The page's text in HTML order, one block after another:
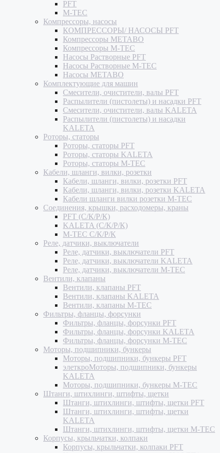
PFT
M-TEC
Компрессоры, насосы
КОМПРЕССОРЫ/ НАСОСЫ PFT
Компрессоры METABO
Компрессоры M-TEC
Насосы Растворные PFT
Насосы Растворные M-TEC
Насосы METABO
Комплектующие для машин
Смесители, очистители, валы PFT
Распылители (пистолеты) и насадки PFT
Смесители, очистители, валы KALETA
Распылители (пистолеты) и насадки
KALETA
Роторы, статоры
Роторы, статоры PFT
Роторы, статоры KALETA
Роторы, статоры M-TEC
Кабели, шланги, вилки, розетки
Кабели, шланги, вилки, розетки PFT
Кабели, шланги, вилки, розетки KALETA
Кабели шланги вилки розетки M-TEC
Соединения, крышки, расходомеры, краны
PFT (С/К/Р/К)
KALETA (С/К/Р/К)
M-TEC С/К/Р/К
Реле, датчики, выключатели
Реле, датчики, выключатели PFT
Реле, датчики, выключатели KALETA
Реле, датчики, выключатели M-TEC
Вентили, клапаны
Вентили, клапаны PFT
Вентили, клапаны KALETA
Вентили, клапаны M-TEC
Фильтры, фланцы, форсунки
Фильтры, фланцы, форсунки PFT
Фильтры, фланцы, форсунки KALETA
Фильтры, фланцы, форсунки M-TEC
Моторы, подшипники, бункеры
Моторы, подшипники, бункеры PFT
элеткроМоторы, подшипники, бункеры
KALETA
Моторы, подшипники, бункеры M-TEC
Штанги, штихлинги, штифты, щетки
Штанги, штихлинги, штифты, щетки PFT
Штанги, штихлинги, штифты, щетки
KALETA
Штанги, штихлинги, штифты, щетки M-TEC
Корпусы, крыльчатки, колпаки
Корпусы, крыльчатки, колпаки PFT